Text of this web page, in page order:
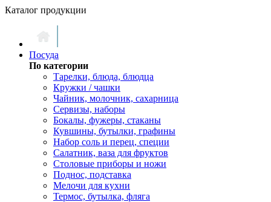
Каталог продукции
Посуда
По категории
Тарелки, блюда, блюдца
Кружки / чашки
Чайник, молочник, сахарница
Сервизы, наборы
Бокалы, фужеры, стаканы
Кувшины, бутылки, графины
Набор соль и перец, специи
Салатник, ваза для фруктов
Столовые приборы и ножи
Поднос, подставка
Мелочи для кухни
Термос, бутылка, фляга